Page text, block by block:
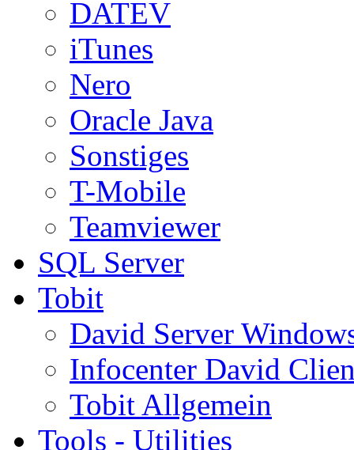
DATEV
iTunes
Nero
Oracle Java
Sonstiges
T-Mobile
Teamviewer
SQL Server
Tobit
David Server
Infocenter David
Tobit Allgemein
Tools - Utilities